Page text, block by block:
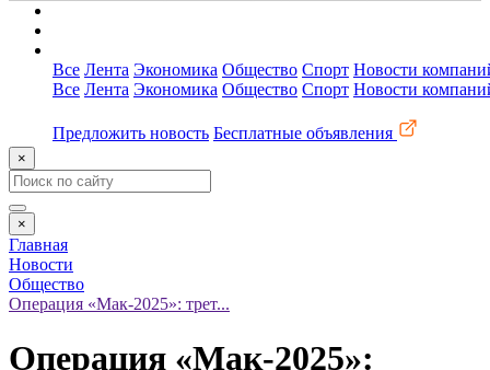
Все Лента Экономика Общество Спорт Новости
Все Лента Экономика Общество Спорт Новости
Предложить новость Бесплатные объявления
×
×
Главная
Новости
Общество
Операция «Мак-2025»: трет...
Операция «Мак-2025»: